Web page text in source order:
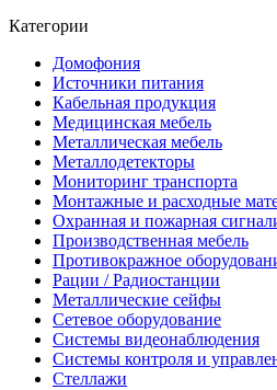
Категории
Домофония
Источники питания
Кабельная продукция
Медицинская мебель
Металлическая мебель
Металлодетекторы
Мониторинг транспорта
Монтажные и расходные
Охранная и пожарная
Производственная мебель
Противокражное
Рации / Радиостанции
Металлические сейфы
Сетевое оборудование
Системы видеонаблюдения
Системы контроля и
Стеллажи